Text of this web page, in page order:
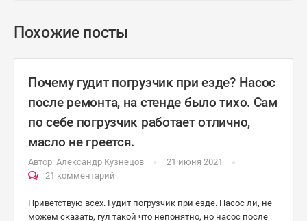
Похожие посты
Почему гудит погрузчик при езде? Насос
после ремонта, на стенде было тихо. Сам
по себе погрузчик работает отлично,
масло не греется.
Автор: Александр Кузнецов
21 июня 2021
21 комментарий
Приветствую всех. Гудит погрузчик при езде. Насос ли, не
можем сказать, гул такой что непонятно, но насос после